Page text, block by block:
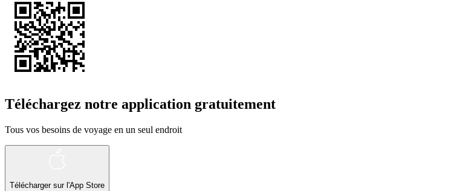
Téléchargez notre application gratuitement
Tous vos besoins de voyage en un seul endroit
Télécharger sur l'App Store